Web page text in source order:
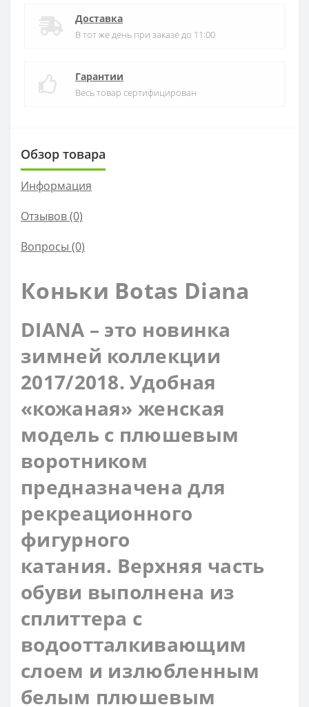
Доставка
В тот же день при заказе до 11:00
Гарантии
Весь товар сертифицирован
Обзор товара
Информация
Отзывов (0)
Вопросы (0)
Коньки Botas Diana
DIANA – это новинка
зимней коллекции
2017/2018. Удобная
«кожаная» женская
модель с плюшевым
воротником
предназначена для
рекреационного
фигурного
катания. Верхняя часть
обуви выполнена из
сплиттера с
водоотталкивающим
слоем и излюбленным
белым плюшевым